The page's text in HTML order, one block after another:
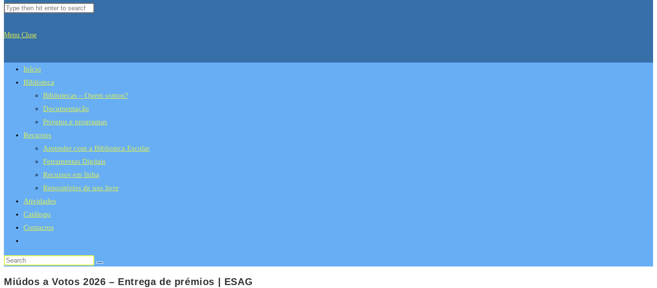
Menu Close
Início
Biblioteca
Bibliotecas – Quem somos?
Documentação
Projetos e programas
Recursos
Aprender com a Biblioteca Escolar
Ferramentas Digitais
Recursos em linha
Repositórios de uso livre
Atividades
Catálogo
Contactos
Miúdos a Votos 2026 – Entrega de prémios | ESAG